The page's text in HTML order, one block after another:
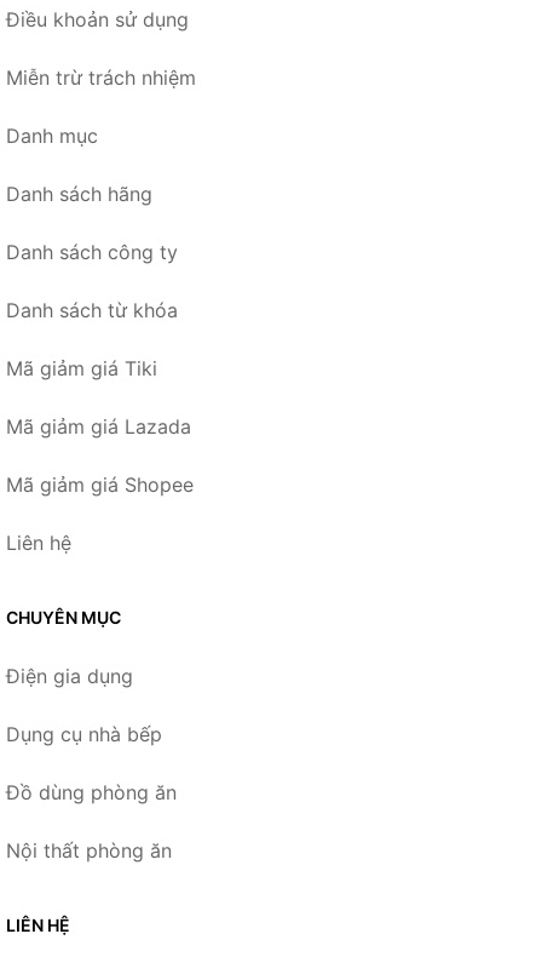
Điều khoản sử dụng
Miễn trừ trách nhiệm
Danh mục
Danh sách hãng
Danh sách công ty
Danh sách từ khóa
Mã giảm giá Tiki
Mã giảm giá Lazada
Mã giảm giá Shopee
Liên hệ
CHUYÊN MỤC
Điện gia dụng
Dụng cụ nhà bếp
Đồ dùng phòng ăn
Nội thất phòng ăn
LIÊN HỆ